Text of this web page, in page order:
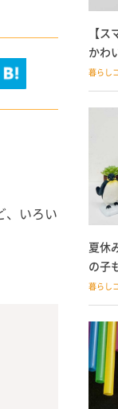
、いろい
【
かわ
ちる
暮らし
夏休
の子
ック
暮らし